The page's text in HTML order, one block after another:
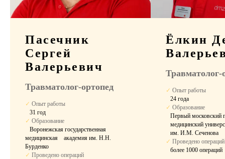
Пасечник
Сергей
Валерьевич
Травматолог-ортопед
✓ Опыт работы
⠀31 год
✓ Образование
⠀Воронежская государственная
медицинская ⠀академия им. Н.Н.
Бурденко
✓ Проведено операций
Ёлкин
Травматолог-
✓ Опыт работы
⠀24 года
✓ Образование
⠀Первый московский
⠀медицинский
⠀им. И.М. Сеченова
✓ Проведено операций
более 1000 операций
Комфортное размещение в период
восстановления после операции.
Выбор палаты